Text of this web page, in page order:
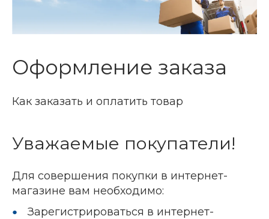
Оформление заказа
Как заказать и оплатить товар
Уважаемые покупатели!
Для совершения покупки в интернет-
магазине вам необходимо:
Зарегистрироваться в интернет-